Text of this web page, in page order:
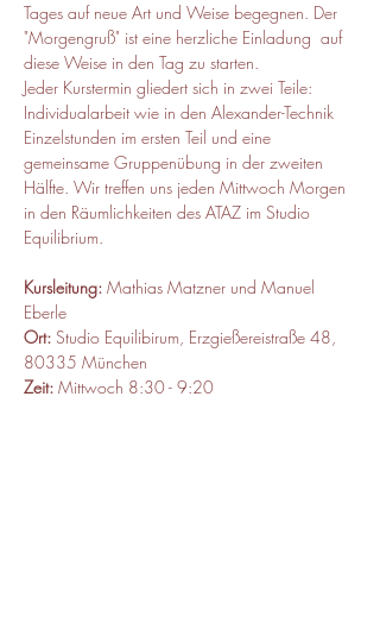
Tages auf neue Art und Weise begegnen. Der
"Morgengruß" ist eine herzliche Einladung  auf
diese Weise in den Tag zu starten.
Jeder Kurstermin gliedert sich in zwei Teile:
Individualarbeit wie in den Alexander-Technik
Einzelstunden im ersten Teil und eine
gemeinsame Gruppenübung in der zweiten
Hälfte. Wir treffen uns jeden Mittwoch Morgen
in den Räumlichkeiten des ATAZ im Studio
Equilibrium.
Kursleitung: Mathias Matzner und Manuel
Eberle
Ort: Studio Equilibirum, Erzgießereistraße 48,
80335 München
Zeit: Mittwoch 8:30 - 9:20